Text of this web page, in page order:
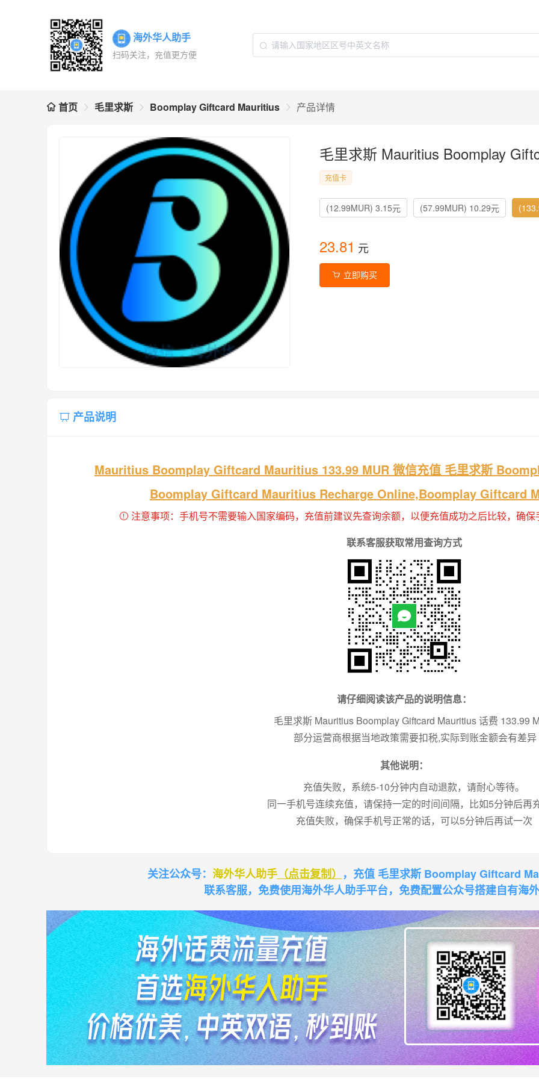
海外华人助手
扫码关注，充值更方便
首页 毛里求斯 Boomplay Giftcard Mauritius 产品详情
毛里求斯 Mauritius Boomplay
充值卡
(12.99MUR) 3.15元 (57.99MUR) 10.29元
23.81 元
立即购买
产品说明
Mauritius Boomplay Giftcard Mauritius 133.99 MUR 微信充值 毛里求斯
Boomplay Giftcard Mauritius Recharge Online,Boomplay Giftcard
注意事项：手机号不需要输入国家编码，充值前建议先查询余额，以便充值成功之后比较，确保
联系客服获取常用查询方式
请仔细阅读该产品的说明信息：
毛里求斯 Mauritius Boomplay Giftcard Mauritius 话费 133.99
部分运营商根据当地政策需要扣税,实际到账金额会有差异
其他说明：
充值失败，系统5-10分钟内自动退款，请耐心等待。
同一手机号连续充值，请保持一定的时间间隔，比如5分钟后再
充值失败，确保手机号正常的话，可以5分钟后再试一次
关注公众号： 海外华人助手（点击复制） ，充值 毛里求斯 Boomplay Giftcard
联系客服，免费使用海外华人助手平台，免费配置公众号搭建自有海